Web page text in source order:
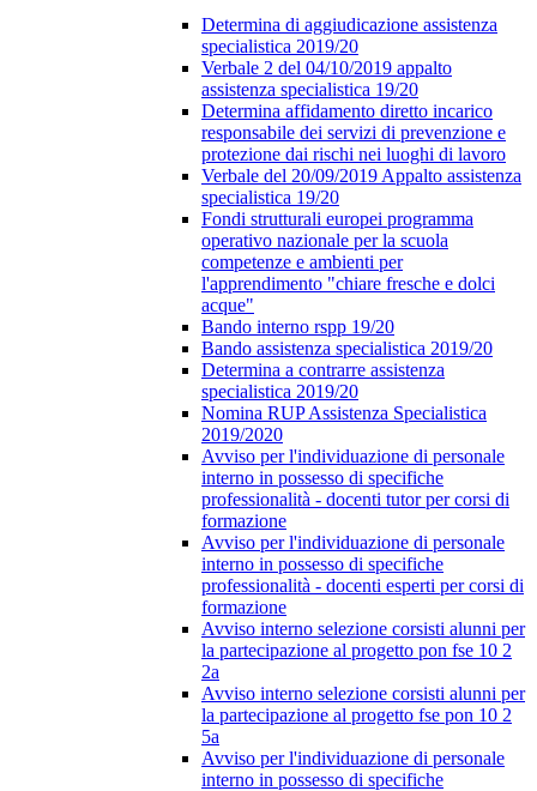
Determina di aggiudicazione assistenza
specialistica 2019/20
Verbale 2 del 04/10/2019 appalto
assistenza specialistica 19/20
Determina affidamento diretto incarico
responsabile dei servizi di prevenzione e
protezione dai rischi nei luoghi di lavoro
Verbale del 20/09/2019 Appalto assistenza
specialistica 19/20
Fondi strutturali europei programma
operativo nazionale per la scuola
competenze e ambienti per
l'apprendimento "chiare fresche e dolci
acque"
Bando interno rspp 19/20
Bando assistenza specialistica 2019/20
Determina a contrarre assistenza
specialistica 2019/20
Nomina RUP Assistenza Specialistica
2019/2020
Avviso per l'individuazione di personale
interno in possesso di specifiche
professionalità - docenti tutor per corsi di
formazione
Avviso per l'individuazione di personale
interno in possesso di specifiche
professionalità - docenti esperti per corsi di
formazione
Avviso interno selezione corsisti alunni per
la partecipazione al progetto pon fse 10 2
2a
Avviso interno selezione corsisti alunni per
la partecipazione al progetto fse pon 10 2
5a
Avviso per l'individuazione di personale
interno in possesso di specifiche